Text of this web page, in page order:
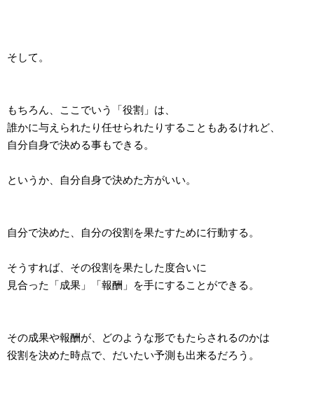
そして。
もちろん、ここでいう「役割」は、
誰かに与えられたり任せられたりすることもあるけれど、
自分自身で決める事もできる。
というか、自分自身で決めた方がいい。
自分で決めた、自分の役割を果たすために行動する。
そうすれば、その役割を果たした度合いに
見合った「成果」「報酬」を手にすることができる。
その成果や報酬が、どのような形でもたらされるのかは
役割を決めた時点で、だいたい予測も出来るだろう。